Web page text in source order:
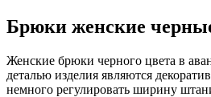
Брюки женские
Женские брюки черного цвета в
деталью изделия являются
немного регулировать ширину